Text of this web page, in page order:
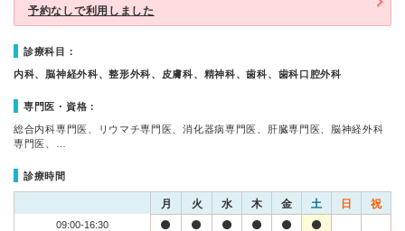
予約なしで利用しました
診療科目：
内科、脳神経外科、整形外科、皮膚科、精神科、歯科、歯科口腔外科
専門医・資格：
総合内科専門医、リウマチ専門医、消化器病専門医、肝臓専門医、脳神経外科
専門医、…
診療時間
月 火 水 木 金 土 日 祝
09:00-16:30